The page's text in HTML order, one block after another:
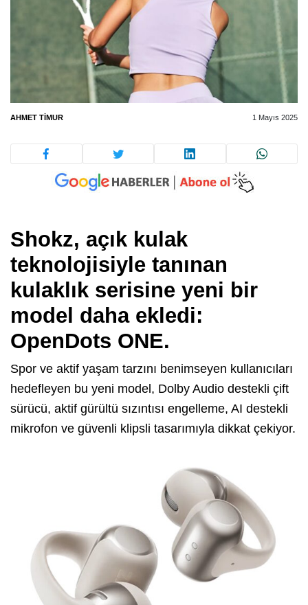
AHMET TIMUR 1 Mayıs 2025
Shokz, açık kulak
teknolojisiyle tanınan
kulaklık serisine yeni bir
model daha ekledi:
OpenDots ONE.
Spor ve aktif yaşam tarzını benimseyen kullanıcıları
hedefleyen bu yeni model, Dolby Audio destekli çift
sürücü, aktif gürültü sızıntısı engelleme, AI destekli
mikrofon ve güvenli klipsli tasarımıyla dikkat çekiyor.